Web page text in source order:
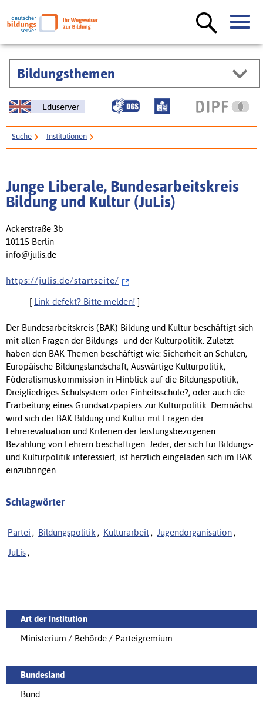
Bildungsthemen
Eduserver
Suche Institutionen
Junge Liberale, Bundesarbeitskreis
Bildung und Kultur (JuLis)
Ackerstraße 3b
10115 Berlin
info@julis.de
h t t p s : / / j u l i s . d e / s t a r t s e i t e /
[ Link defekt? Bitte melden! ]
Der Bundesarbeitskreis (BAK) Bildung und Kultur beschäftigt sich
mit allen Fragen der Bildungs- und der Kulturpolitik. Zuletzt
haben den BAK Themen beschäftigt wie: Sicherheit an Schulen,
Europäische Bildungslandschaft, Auswärtige Kulturpolitik,
Föderalismuskommission in Hinblick auf die Bildungspolitik,
Dreigliedriges Schulsystem oder Einheitsschule?, oder auch die
Erarbeitung eines Grundsatzpapiers zur Kulturpolitik. Demnächst
wird sich der BAK Bildung und Kultur mit Fragen der
Lehrerevaluation und Kriterien der leistungsbezogenen
Bezahlung von Lehrern beschäftigen. Jeder, der sich für Bildungs-
und Kulturpolitik interessiert, ist herzlich eingeladen sich im BAK
einzubringen.
Schlagwörter
Partei , Bildungspolitik , Kulturarbeit , Jugendorganisation ,
JuLis ,
Art der Institution
Ministerium / Behörde / Parteigremium
Bundesland
Bund